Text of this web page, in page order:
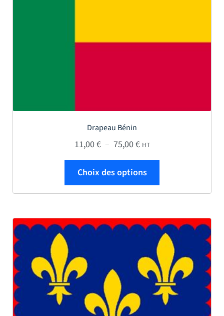
Drapeau Bénin
11,00€ – 75,00€Plage de prix : 11,00 €
HT
Choix des options